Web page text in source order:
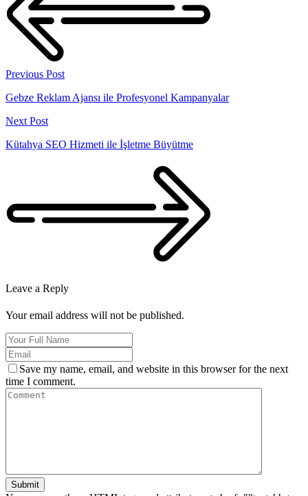
Previous Post
Gebze Reklam Ajansı ile Profesyonel Kampanyalar
Next Post
Kütahya SEO Hizmeti ile İşletme Büyütme
Leave a Reply
Your email address will not be published.
Save my name, email, and website in this browser for the next
time I comment.
Submit